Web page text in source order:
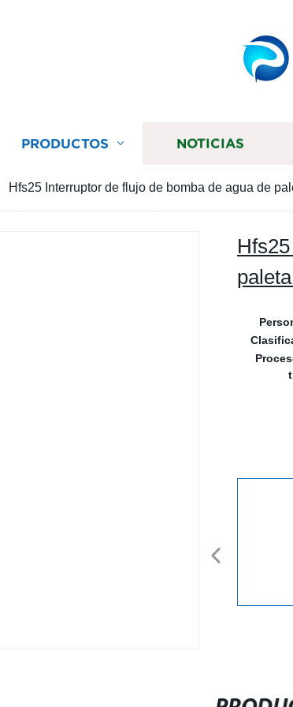
PRODUCTOS NOTICIAS
Hfs25 Interruptor de flujo de bomba de agua de